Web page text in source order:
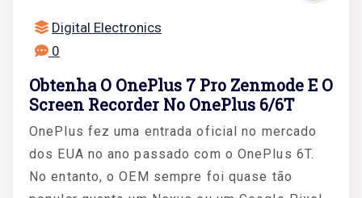
Digital Electronics
0
Obtenha O OnePlus 7 Pro Zenmode E O
Screen Recorder No OnePlus 6/6T
OnePlus fez uma entrada oficial no mercado
dos EUA no ano passado com o OnePlus 6T.
No entanto, o OEM sempre foi quase tão